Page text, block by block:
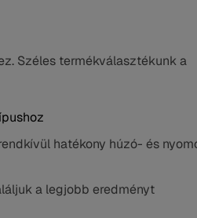
Széles termékválasztékunk a
hatékony húzó- és
a legjobb eredményt